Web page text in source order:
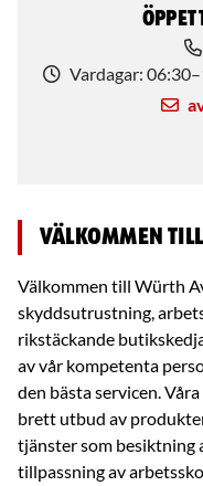
Vardagar:
Välkommen
Välkommen till Würth
skyddsutrustning,
rikstäckande
av vår kompetenta
den bästa servicen.
brett utbud av
tjänster som besiktning
tillpassning av